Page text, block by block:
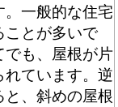
。一般的な住宅
ことが多いで
でも、屋根が片
ています。逆
、斜めの屋根